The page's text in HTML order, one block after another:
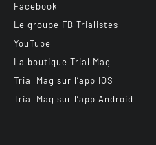
Facebook
Le groupe FB Trialistes
YouTube
La boutique Trial Mag
Trial Mag sur l’app IOS
Trial Mag sur l’app Android